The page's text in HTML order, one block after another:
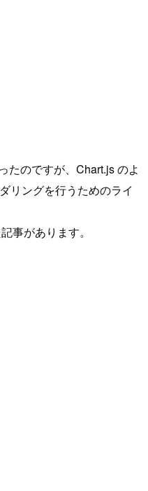
たのですが、Chart.js のよ
リングを行うためのライ
事があります。